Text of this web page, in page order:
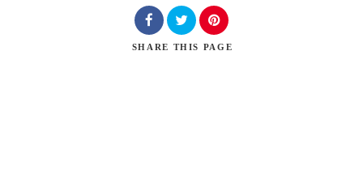
SHARE THIS PAGE